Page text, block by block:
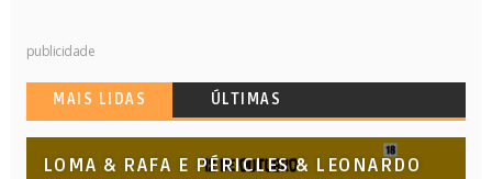
publicidade
MAIS LIDAS ÚLTIMAS
LOMA & RAFA E PÉRICLES & LEONARDO